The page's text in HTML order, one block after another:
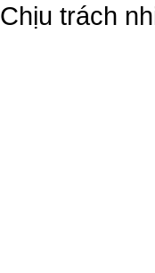
Chịu trách